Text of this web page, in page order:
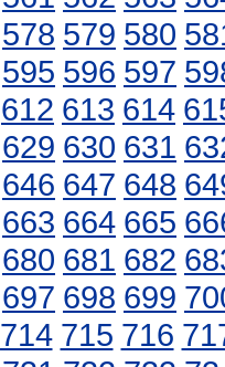
578 579 580
595 596 597
612 613 614
629 630 631
646 647 648
663 664 665
680 681 682
697 698 699
714 715 716